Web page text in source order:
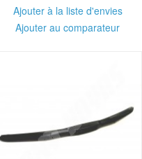
Ajouter à la liste d'envies
Ajouter au comparateur